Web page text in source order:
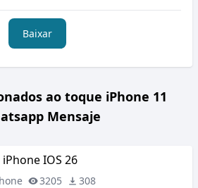
Baixar
ao toque iPhone 11
Mensaje
iPhone IOS 26
3205 308